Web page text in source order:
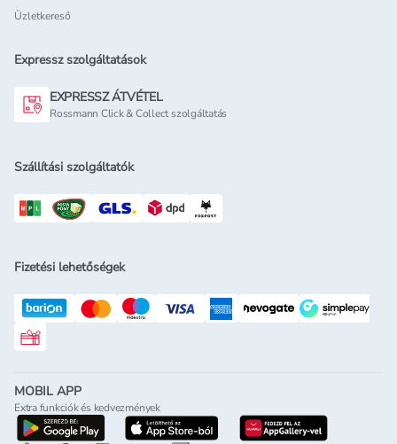
Üzletkereső
Expressz szolgáltatások
EXPRESSZ ÁTVÉTEL
Rossmann Click & Collect szolgáltatás
Szállítási szolgáltatók
Fizetési lehetőségek
Rossmann ajándékkártya
MOBIL APP
Extra funkciók és kedvezmények
letöltés a google-play-rölletöltés az app-store-ból
letöltés